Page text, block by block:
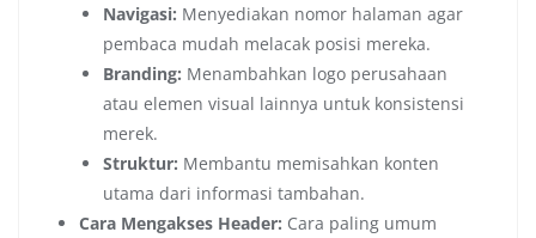
Navigasi: Menyediakan nomor halaman agar
pembaca mudah melacak posisi mereka.
Branding: Menambahkan logo perusahaan
atau elemen visual lainnya untuk konsistensi
merek.
Struktur: Membantu memisahkan konten
utama dari informasi tambahan.
Cara Mengakses Header: Cara paling umum